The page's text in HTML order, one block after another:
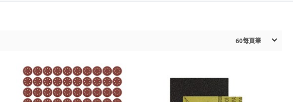
60每頁筆